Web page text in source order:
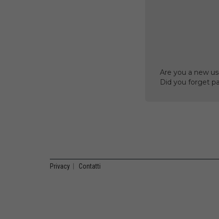
Are you a new
Did you forget
Privacy Contatti